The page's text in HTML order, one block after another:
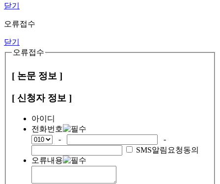
닫기
오류접수
닫기
오류접수
[ 논문 정보 ]
[ 신청자 정보 ]
아이디
전화번호
-
-
SMS알림요청동의
오류내용